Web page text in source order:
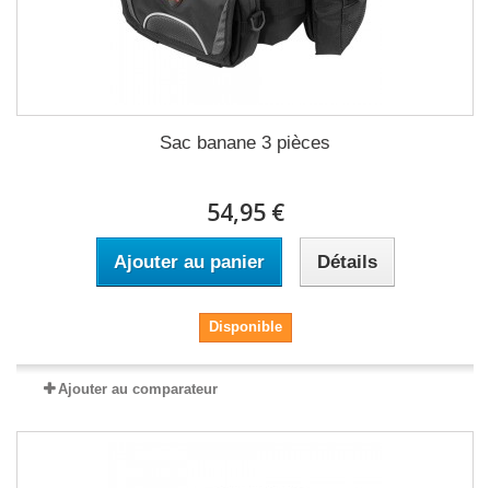
Sac banane 3 pièces
54,95 €
Ajouter au panier Détails
Disponible
Ajouter au comparateur